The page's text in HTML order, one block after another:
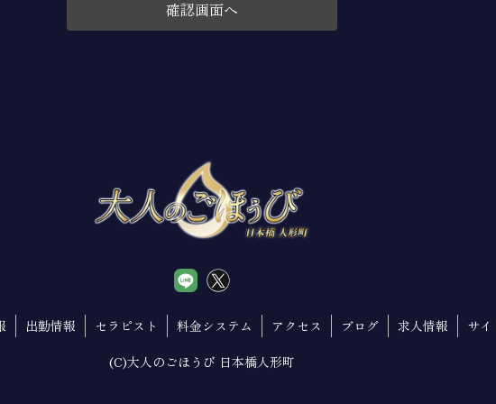
法令に定める場合又は本人の同意を得た場合を除き、以下に定める利用目的の達成に
は削除又は利用目的の通知については、法令に従いこれを行うとともに、ご意見、ご
人の同意を得た場合を除くほかは、原則として変更しません。但し、変更前の利用目
な監督を行うこととします。
出勤情報 セラピスト 料金システム アクセス ブログ 求人情報
サ
(C)大人のごほうび 日本橋人形町